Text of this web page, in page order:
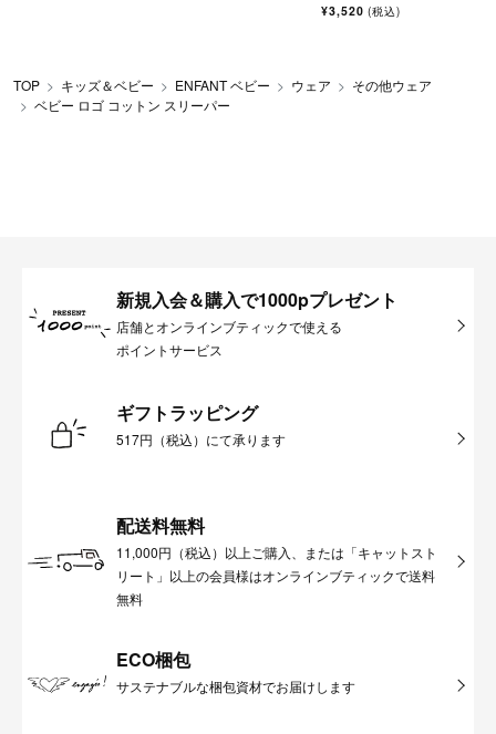
¥3,520(税込)
TOP キッズ＆ベビー ENFANT ベビー ウェア
その他ウェア
ベビー ロゴ コットン スリーパー
新規入会＆購入で1000pプレゼント
店舗とオンラインブティックで使える
ポイントサービス
ギフトラッピング
517円（税込）にて承ります
配送料無料
11,000円（税込）以上ご購入、または「キャットスト
リート」以上の会員様はオンラインブティックで送料
無料
ECO梱包
サステナブルな梱包資材でお届けします